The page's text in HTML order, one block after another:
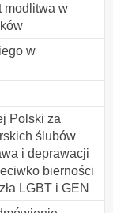
modlitwa w
w
Polski za
ślubów
i deprawacji
bierności
LGBT i GEN